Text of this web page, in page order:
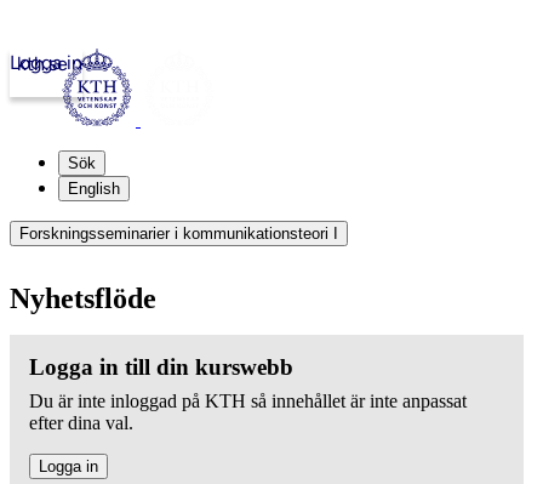
kth.se
Logga in
Sök
English
Forskningsseminarier i kommunikationsteori I
Nyhetsflöde
Logga in till din kurswebb
Du är inte inloggad på KTH så innehållet är inte anpassat
efter dina val.
Logga in